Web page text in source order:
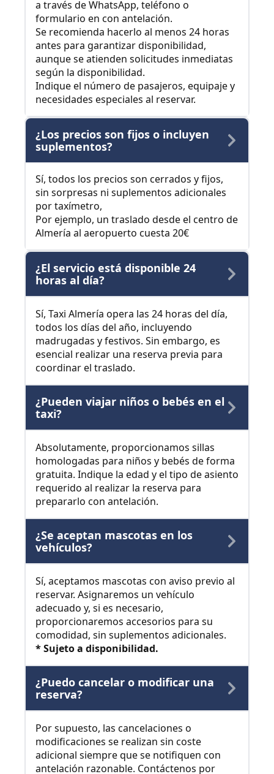
a través de WhatsApp, teléfono o
formulario en con antelación.
Se recomienda hacerlo al menos 24 horas
antes para garantizar disponibilidad,
aunque se atienden solicitudes inmediatas
según la disponibilidad.
Indique el número de pasajeros, equipaje y
necesidades especiales al reservar.
¿Los precios son fijos o incluyen
suplementos?
Sí, todos los precios son cerrados y fijos,
sin sorpresas ni suplementos adicionales
por taxímetro,
Por ejemplo, un traslado desde el centro de
Almería al aeropuerto cuesta 20€
¿El servicio está disponible 24
horas al día?
Sí, Taxi Almería opera las 24 horas del día,
todos los días del año, incluyendo
madrugadas y festivos. Sin embargo, es
esencial realizar una reserva previa para
coordinar el traslado.
¿Pueden viajar niños o bebés en el
taxi?
Absolutamente, proporcionamos sillas
homologadas para niños y bebés de forma
gratuita. Indique la edad y el tipo de asiento
requerido al realizar la reserva para
prepararlo con antelación.
¿Se aceptan mascotas en los
vehículos?
Sí, aceptamos mascotas con aviso previo al
reservar. Asignaremos un vehículo
adecuado y, si es necesario,
proporcionaremos accesorios para su
comodidad, sin suplementos adicionales.
* Sujeto a disponibilidad.
¿Puedo cancelar o modificar una
reserva?
Por supuesto, las cancelaciones o
modificaciones se realizan sin coste
adicional siempre que se notifiquen con
antelación razonable. Contáctenos por